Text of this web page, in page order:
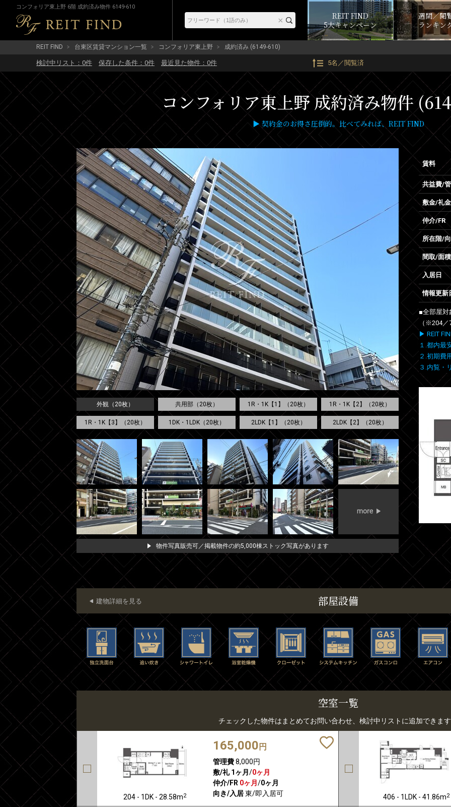
コンフォリア東上野 6階 成約済み物件 6149-610
REIT FIND
5大キャンペーン
週間／閲
ランキン
REIT FIND 台東区賃貸マンション一覧 コンフォリア東上野 成約済み (6149-610)
検討中リスト： 0件 保存した条件： 0件 最近見た物件： 0件 5名／閲覧済
コンフォリア東上野 成約済み物件
▶ 契約金のお得さ圧倒的。比べてみれば、REIT FIND
外観（20枚） 共用部（20枚） 1R・1K【1】（20枚） 1R・1K【2】（20枚）
1R・1K【3】（20枚） 1DK・1LDK（20枚） 2LDK【1】（20枚） 2LDK【2】（20枚）
物件写真販売可／掲載物件の約5,000棟ストック写真があります
賃料
共益費/
敷金/礼金
仲介/FR
所在階/
間取/面積
入居日
情報更新
■全部屋対
（※204
▶ REIT
１.都内最
２.初期費
３.内覧・
部屋設備
建物詳細を見る
空室一覧
チェックした物件はまとめてお問い合わせ、検討中リストに追加できま
204 - 1DK - 28.58m2
165,000 円
管理費8,000円
敷/礼 1ヶ月 /0ヶ月
仲介/FR 0ヶ月 /0ヶ月
向き/入居東/即入居可 406 - 1LDK - 41.86m2